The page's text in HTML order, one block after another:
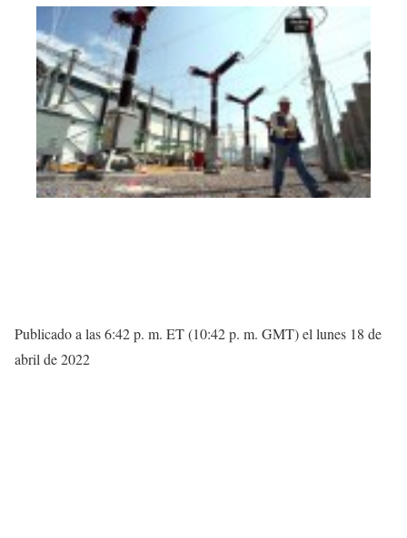
Publicado a las 6:42 p. m. ET (10:42 p. m. GMT) el lunes 18 de
abril de 2022